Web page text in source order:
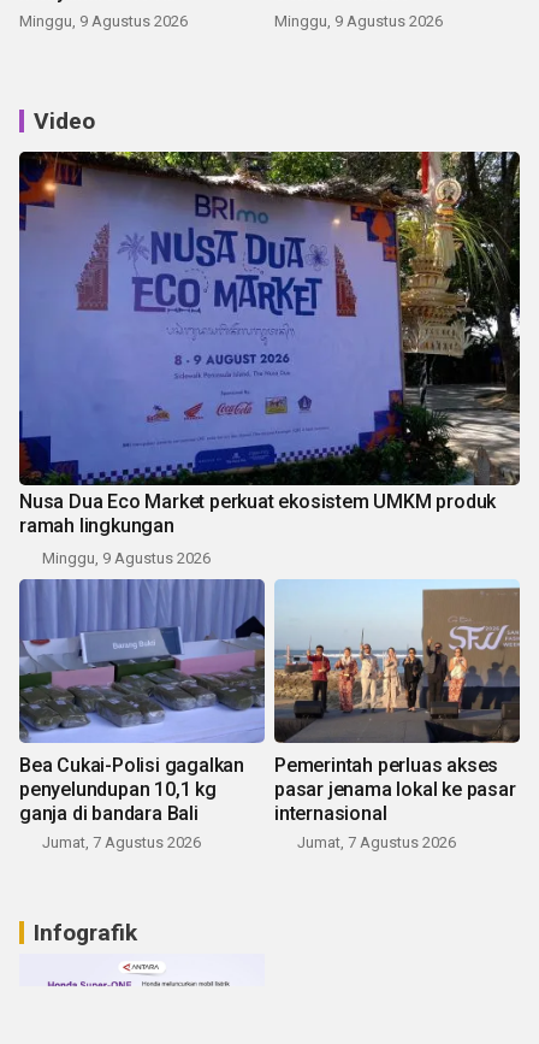
Kemerdekaan
Minggu, 9 Agustus 2026 Minggu, 9 Agustus 2026
Video
Nusa Dua Eco Market perkuat ekosistem UMKM produk
ramah lingkungan
Minggu, 9 Agustus 2026
Bea Cukai-Polisi gagalkan
penyelundupan 10,1 kg
ganja di bandara Bali
Jumat, 7 Agustus 2026
Pemerintah perluas akses
pasar jenama lokal ke pasar
internasional
Jumat, 7 Agustus 2026
Infografik